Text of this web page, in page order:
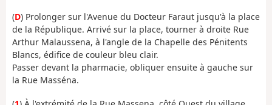
(D) Prolonger sur l'Avenue du Docteur Faraut jusqu'à la place
de la République. Arrivé sur la place, tourner à droite Rue
Arthur Malaussena, à l'angle de la Chapelle des Pénitents
Blancs, édifice de couleur bleu clair.
Passer devant la pharmacie, obliquer ensuite à gauche sur
la Rue Masséna.